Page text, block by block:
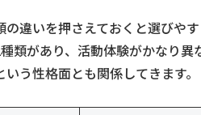
違いを押さえておくと選びや
類があり、活動体験がかなり
う性格面とも関係してきます。